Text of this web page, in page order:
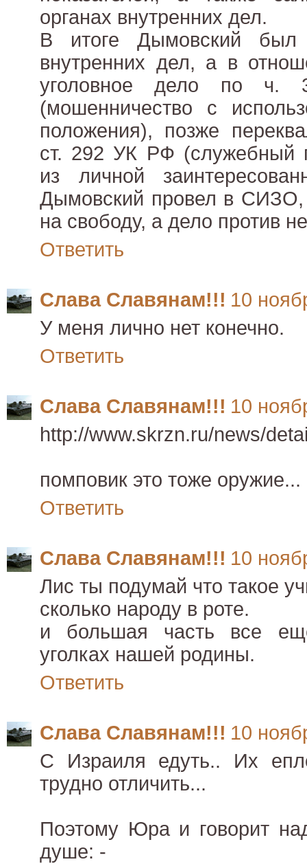
органах внутренних дел.
В итоге Дымовский был
внутренних дел, а в
уголовное дело по
(мошенничество с
положения), позже
ст. 292 УК РФ (служебный
из личной
Дымовский провел в СИЗО,
на свободу, а дело против
Ответить
Слава Славянам!!! 10
У меня лично нет конечно.
Ответить
Слава Славянам!!! 10
http://www.skrzn.ru/news/
помповик это тоже оружие...
Ответить
Слава Славянам!!! 10
Лис ты подумай что такое
сколько народу в роте.
и большая часть все
уголках нашей родины.
Ответить
Слава Славянам!!! 10
С Израиля едуть.. Их
трудно отличить...
Поэтому Юра и говорит
душе: -